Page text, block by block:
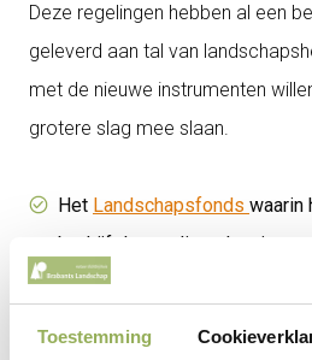
Toestemming
Deze regelingen hebben al een
geleverd aan tal van
met de nieuwe instrumenten
grotere slag mee slaan.
Het Landschapsfonds waarin
bedrijfsleven direct kan
landschapsontwikkeling op